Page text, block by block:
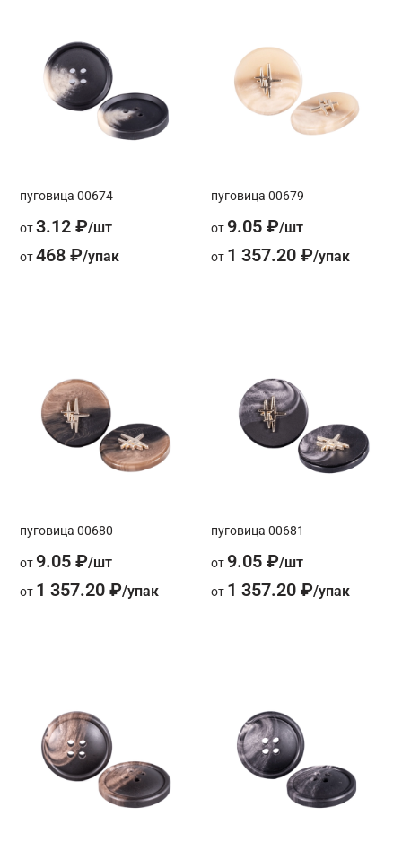
пуговица 00674
от3.12 ₽
от468 ₽
пуговица 00679
от 9.05 ₽
от 1 357.20 ₽
пуговица 00680
от 9.05 ₽
от 1 357.20 ₽
пуговица 00681
от 9.05 ₽
от 1 357.20 ₽